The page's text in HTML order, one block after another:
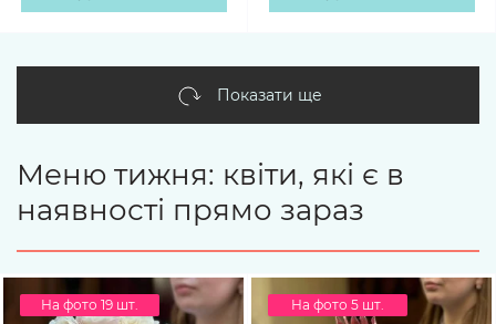
Показати ще
Меню тижня: квіти, які є в
наявності прямо зараз
На фото 19 шт.
На фото 5 шт.